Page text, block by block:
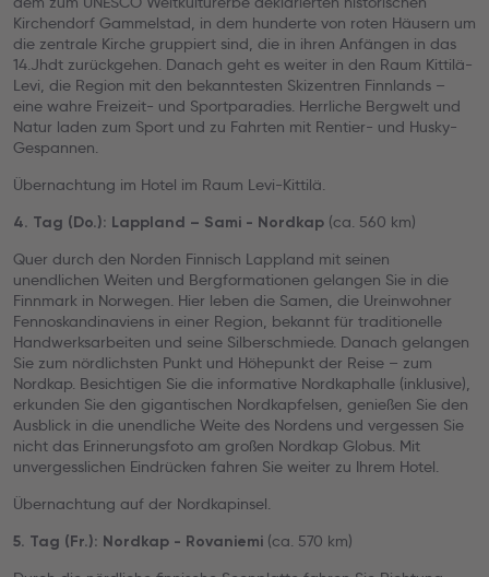
Kirchendorf Gammelstad, in dem hunderte von roten Häusern um
die zentrale Kirche gruppiert sind, die in ihren Anfängen in das
14.Jhdt zurückgehen. Danach geht es weiter in den Raum Kittilä-
Levi, die Region mit den bekanntesten Skizentren Finnlands –
eine wahre Freizeit- und Sportparadies. Herrliche Bergwelt und
Natur laden zum Sport und zu Fahrten mit Rentier- und Husky-
Gespannen.
Übernachtung im Hotel im Raum Levi-Kittilä.
4. Tag (Do.): Lappland – Sami - Nordkap (ca. 560 km)
Quer durch den Norden Finnisch Lappland mit seinen
unendlichen Weiten und Bergformationen gelangen Sie in die
Finnmark in Norwegen. Hier leben die Samen, die Ureinwohner
Fennoskandinaviens in einer Region, bekannt für traditionelle
Handwerksarbeiten und seine Silberschmiede. Danach gelangen
Sie zum nördlichsten Punkt und Höhepunkt der Reise – zum
Nordkap. Besichtigen Sie die informative Nordkaphalle (inklusive),
erkunden Sie den gigantischen Nordkapfelsen, genießen Sie den
Ausblick in die unendliche Weite des Nordens und vergessen Sie
nicht das Erinnerungsfoto am großen Nordkap Globus. Mit
unvergesslichen Eindrücken fahren Sie weiter zu Ihrem Hotel.
Übernachtung auf der Nordkapinsel.
5. Tag (Fr.): Nordkap - Rovaniemi (ca. 570 km)